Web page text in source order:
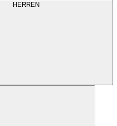
HERREN